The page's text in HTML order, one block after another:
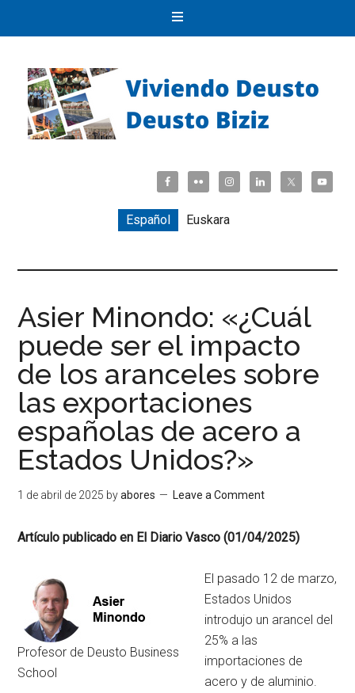
Español Euskara
Asier Minondo: «¿Cuál
puede ser el impacto
de los aranceles sobre
las exportaciones
españolas de acero a
Estados Unidos?»
1 de abril de 2025 byabores Leave a Comment
Artículo publicado en El Diario Vasco (01/04/2025)
Profesor de Deusto Business
School
El pasado 12 de marzo,
Estados Unidos
introdujo un arancel del
25% a las
importaciones de
acero y de aluminio.